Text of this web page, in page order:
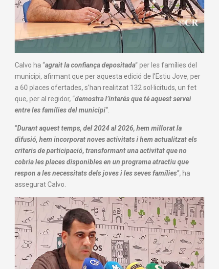
Calvo ha “agrait la confiança depositada” per les famílies del
municipi, afirmant que per aquesta edició de l’Estiu Jove, per
a 60 places ofertades, s’han realitzat 132 sol·licituds, un fet
que, per al regidor, “demostra l’interés que té aquest servei
entre les famílies del municipi“.
“Durant aquest temps, del 2024 al 2026, hem millorat la
difusió, hem incorporat noves activitats i hem actualitzat els
criteris de participació, transformant una activitat que no
cobria les places disponibles en un programa atractiu que
respon a les necessitats dels joves i les seves famílies“, ha
assegurat Calvo.